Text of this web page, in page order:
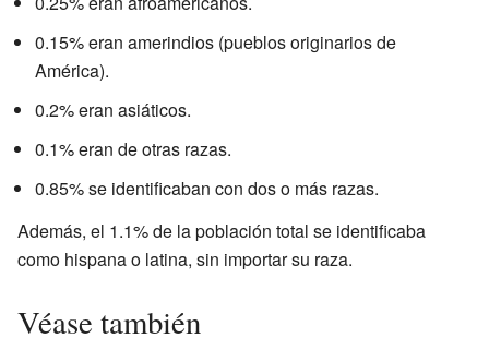
0.15% eran amerindios (pueblos originarios de
América).
0.2% eran asiáticos.
0.1% eran de otras razas.
0.85% se identificaban con dos o más razas.
Además, el 1.1% de la población total se identificaba
como hispana o latina, sin importar su raza.
Véase también